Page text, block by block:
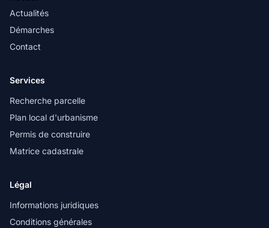
Actualités
Démarches
Contact
Services
Recherche parcelle
Plan local d'urbanisme
Permis de construire
Matrice cadastrale
Légal
Informations juridiques
Conditions générales